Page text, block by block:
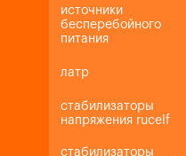
источники
бесперебойного
питания
латр
стабилизаторы
напряжения rucelf
стабилизаторы